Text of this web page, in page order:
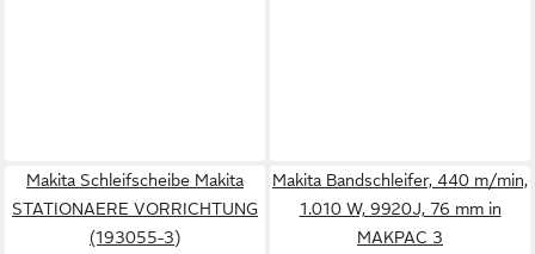
Makita Schleifscheibe Makita
STATIONAERE VORRICHTUNG
(193055-3)
Makita Bandschleifer, 440 m/min,
1.010 W, 9920J, 76 mm in
MAKPAC 3